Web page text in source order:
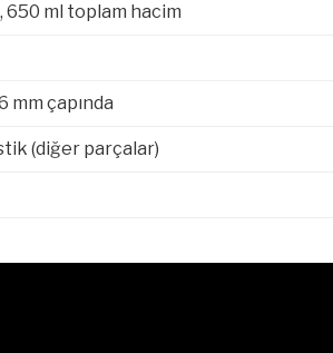
ml toplam hacim
mm çapında
(diğer parçalar)